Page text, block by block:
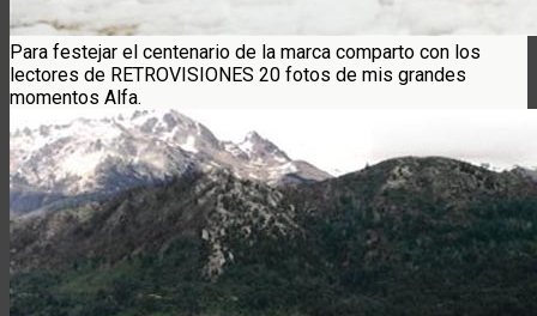
Para festejar el centenario de la marca comparto con los
lectores de RETROVISIONES 20 fotos de mis grandes
momentos Alfa.